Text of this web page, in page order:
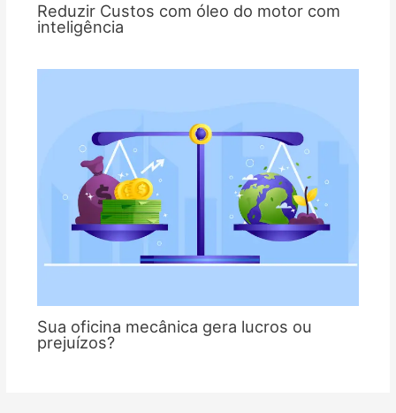
Reduzir Custos com óleo do motor com
inteligência
Sua oficina mecânica gera lucros ou
prejuízos?